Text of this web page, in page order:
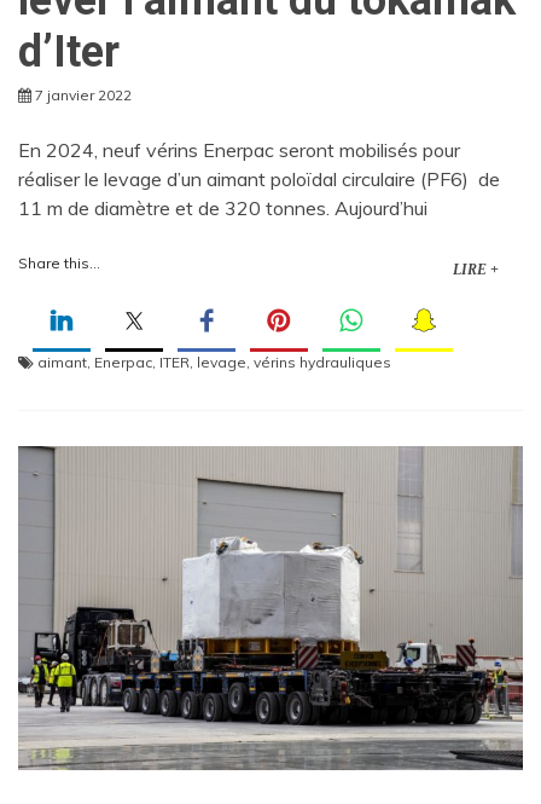
d’Iter
7 janvier 2022
En 2024, neuf vérins Enerpac seront mobilisés pour
réaliser le levage d’un aimant poloïdal circulaire (PF6) de
11 m de diamètre et de 320 tonnes. Aujourd’hui
Share this... LIRE +
aimant Enerpac ITER levage vérins hydrauliques